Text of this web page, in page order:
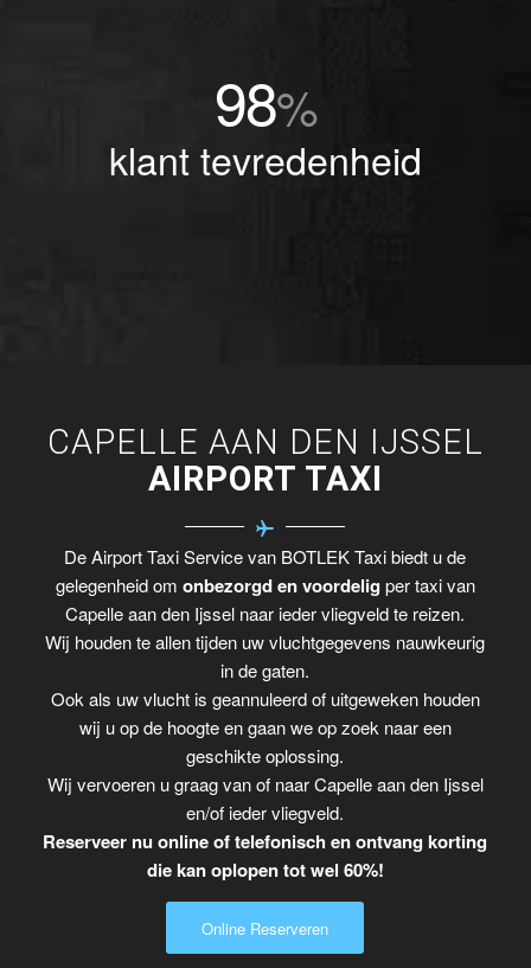
98%
klant tevredenheid
CAPELLE AAN DEN IJSSEL
AIRPORT TAXI
De Airport Taxi Service van BOTLEK Taxi biedt u de
gelegenheid om onbezorgd en voordelig per taxi van
Capelle aan den Ijssel naar ieder vliegveld te reizen.
Wij houden te allen tijden uw vluchtgegevens nauwkeurig
in de gaten.
Ook als uw vlucht is geannuleerd of uitgeweken houden
wij u op de hoogte en gaan we op zoek naar een
geschikte oplossing.
Wij vervoeren u graag van of naar Capelle aan den Ijssel
en/of ieder vliegveld.
Reserveer nu online of telefonisch en ontvang korting
die kan oplopen tot wel 60%!
Online Reserveren